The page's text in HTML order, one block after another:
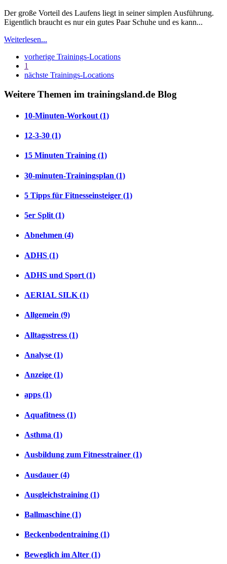
Der große Vorteil des Laufens liegt in seiner simplen Ausführung.
Eigentlich braucht es nur ein gutes Paar Schuhe und es kann...
Weiterlesen...
vorherige Trainings-Locations
1
nächste Trainings-Locations
Weitere Themen im trainingsland.de Blog
10-Minuten-Workout (1)
12-3-30 (1)
15 Minuten Training (1)
30-minuten-Trainingsplan (1)
5 Tipps für Fitnesseinsteiger (1)
5er Split (1)
Abnehmen (4)
ADHS (1)
ADHS und Sport (1)
AERIAL SILK (1)
Allgemein (9)
Alltagsstress (1)
Analyse (1)
Anzeige (1)
apps (1)
Aquafitness (1)
Asthma (1)
Ausbildung zum Fitnesstrainer (1)
Ausdauer (4)
Ausgleichstraining (1)
Ballmaschine (1)
Beckenbodentraining (1)
Beweglich im Alter (1)